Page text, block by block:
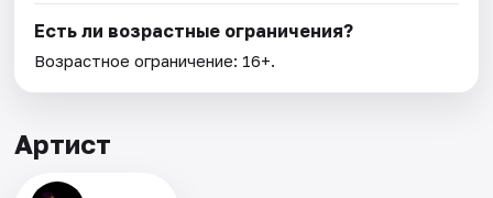
Есть ли возрастные ограничения?
Возрастное ограничение: 16+.
Артист